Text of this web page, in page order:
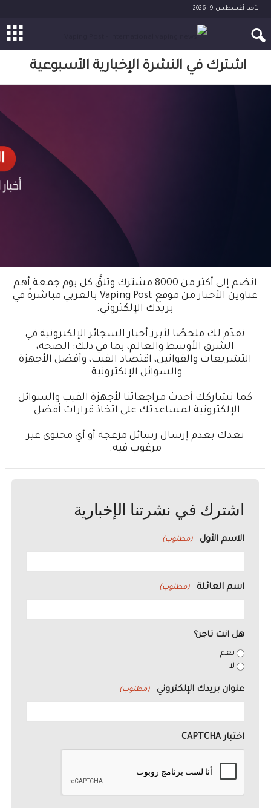
الأحد, أغسطس 9, 2026
اشترك في النشرة الإخبارية الأسبوعية
انضم إلى أكثر من 8000 مشترك وتلقَّ كل يوم جمعة أهم
عناوين الأخبار من موقع Vaping Post بالعربي مباشرةً في
بريدك الإلكتروني.
نقدّم لك ملخصًا لأبرز أخبار السجائر الإلكترونية في
الشرق الأوسط والعالم، بما في ذلك: الصحة،
التشريعات والقوانين، اقتصاد الفيب، وأفضل الأجهزة
والسوائل الإلكترونية.
كما نشاركك أحدث مراجعاتنا لأجهزة الفيب والسوائل
الإلكترونية لمساعدتك على اتخاذ قرارات أفضل.
نعدك بعدم إرسال رسائل مزعجة أو أي محتوى غير
مرغوب فيه.
اشترك في نشرتنا الإخبارية
الاسم الأول (مطلوب)
اسم العائلة (مطلوب)
هل انت تاجر؟
نعم
لا
عنوان بريدك الإلكتروني (مطلوب)
اختبار CAPTCHA